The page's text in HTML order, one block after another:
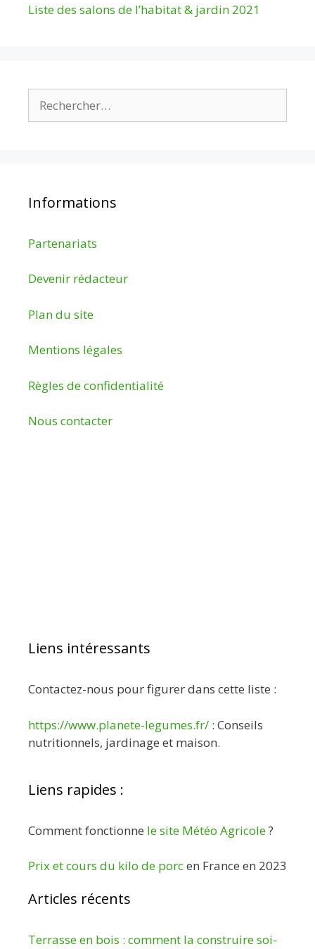
Liste des salons de l’habitat & jardin 2021
Informations
Partenariats
Devenir rédacteur
Plan du site
Mentions légales
Règles de confidentialité
Nous contacter
Liens intéressants
Contactez-nous pour figurer dans cette liste :
https://www.planete-legumes.fr/ : Conseils
nutritionnels, jardinage et maison.
Liens rapides :
Comment fonctionne le site Météo Agricole?
Prix et cours du kilo de porcen France en 2023
Articles récents
Terrasse en bois : comment la construire soi-